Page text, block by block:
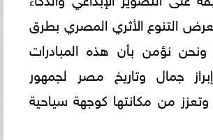
التنوع الأثري المصري بطرق
ونحن نؤمن بأن هذه المبادرات
جمال وتاريخ مصر لجمهور
من مكانتها كوجهة سياحية